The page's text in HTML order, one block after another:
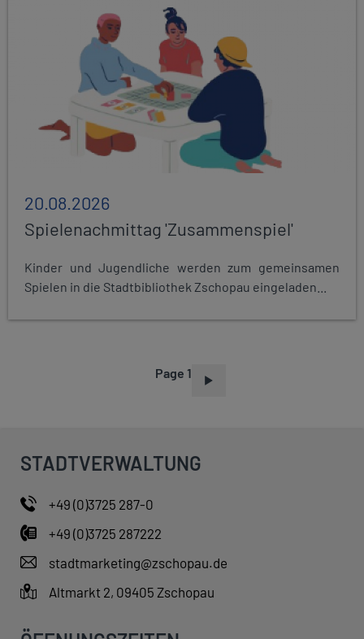
20.08.2026
Spielenachmittag 'Zusammenspiel'
Kinder und Jugendliche werden zum gemeinsamen
Spielen in die Stadtbibliothek Zschopau eingeladen...
Page 1
STADTVERWALTUNG
+49 (0)3725 287-0
+49 (0)3725 287222
stadtmarketing@zschopau.de
Altmarkt 2, 09405 Zschopau